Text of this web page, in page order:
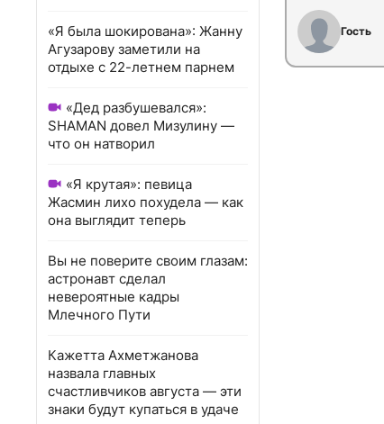
«Я была шокирована»: Жанну
Агузарову заметили на
отдыхе с 22-летнем парнем
«Дед разбушевался»:
SHAMAN довел Мизулину —
что он натворил
«Я крутая»: певица
Жасмин лихо похудела — как
она выглядит теперь
Вы не поверите своим глазам:
астронавт сделал
невероятные кадры
Млечного Пути
Кажетта Ахметжанова
назвала главных
счастливчиков августа — эти
знаки будут купаться в удаче
Гость